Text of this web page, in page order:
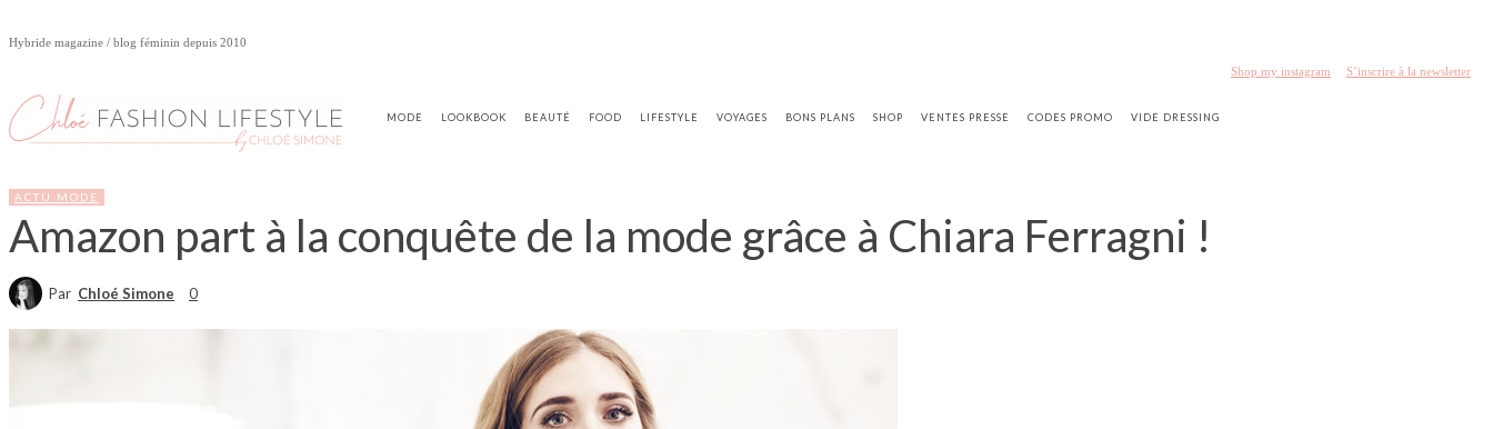
Hybride magazine / blog féminin depuis 2010
Shop my instagram S’inscrire à la newsletter
MODE LOOKBOOK BEAUTÉ FOOD LIFESTYLE VOYAGES BONS PLANS SHOP VENTES PRESSE CODES PROMO VIDE DRESSING
ACTU MODE
Amazon part à la conquête de la mode grâce à Chiara Ferragni !
Par Chloé Simone 0